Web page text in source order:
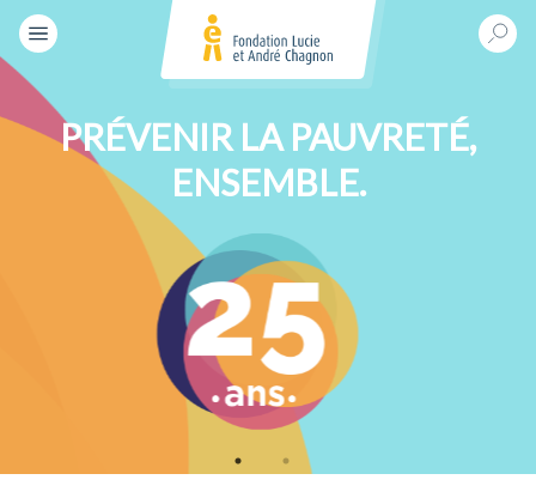
PRÉVENIR LA PAUVRETÉ,
ENSEMBLE.